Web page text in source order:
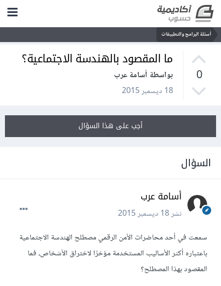
أسئلة البرامج والتطبيقات
0
ما المقصود بالهندسة الاجتماعية؟
بواسطة أسامة عرب
18 ديسمبر 2015
أجب على هذا السؤال
السؤال
أسامة عرب
نشر18 ديسمبر 2015
سمعت في أحد محاضرات الأمن الرقمي مصطلح الهندسة الاجتماعية
باعتباره أكثر الأساليب المستخدمة مؤخرًا لاختراق الأشخاص، فما
المقصود بهذا المصطلح؟